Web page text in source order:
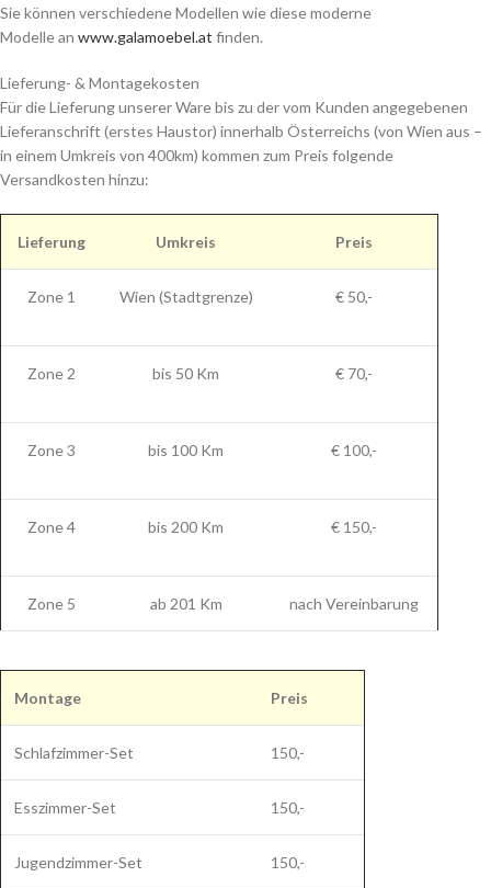
Sie können verschiedene Modellen wie diese moderne
Modelle an www.galamoebel.at finden.
Lieferung- & Montagekosten
Für die Lieferung unserer Ware bis zu der vom Kunden angegebenen
Lieferanschrift (erstes Haustor) innerhalb Österreichs (von Wien aus –
in einem Umkreis von 400km) kommen zum Preis folgende
Versandkosten hinzu:
Lieferung Umkreis Preis
Zone 1 Wien (Stadtgrenze) € 50,-
Zone 2 bis 50 Km € 70,-
Zone 3 bis 100 Km € 100,-
Zone 4 bis 200 Km € 150,-
Zone 5 ab 201 Km nach Vereinbarung
Montage Preis
Schlafzimmer-Set 150,-
Esszimmer-Set 150,-
Jugendzimmer-Set 150,-